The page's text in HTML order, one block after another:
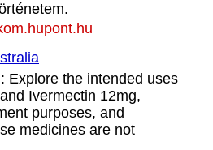
Explore the intended uses
Ivermectin 12mg,
purposes, and
medicines are not